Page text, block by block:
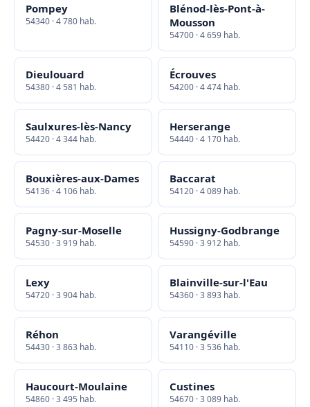
Pompey
54340 · 4 780 hab.
Blénod-lès-Pont-à-
Mousson
54700 · 4 659 hab.
Dieulouard
54380 · 4 581 hab.
Écrouves
54200 · 4 474 hab.
Saulxures-lès-Nancy
54420 · 4 344 hab.
Herserange
54440 · 4 170 hab.
Bouxières-aux-Dames
54136 · 4 106 hab.
Baccarat
54120 · 4 089 hab.
Pagny-sur-Moselle
54530 · 3 919 hab.
Hussigny-Godbrange
54590 · 3 912 hab.
Lexy
54720 · 3 904 hab.
Blainville-sur-l'Eau
54360 · 3 893 hab.
Réhon
54430 · 3 863 hab.
Varangéville
54110 · 3 536 hab.
Haucourt-Moulaine
54860 · 3 495 hab.
Custines
54670 · 3 089 hab.